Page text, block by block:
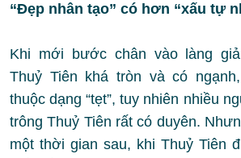
“Đẹp nhân tạo” có hơn “xấu tự
Khi mới bước chân vào làng
Thuỷ Tiên khá tròn và có
thuộc dạng “tẹt”, tuy nhiên nhiều
trông Thuỷ Tiên rất có duyên.
một thời gian sau, khi Thuỷ Tiên